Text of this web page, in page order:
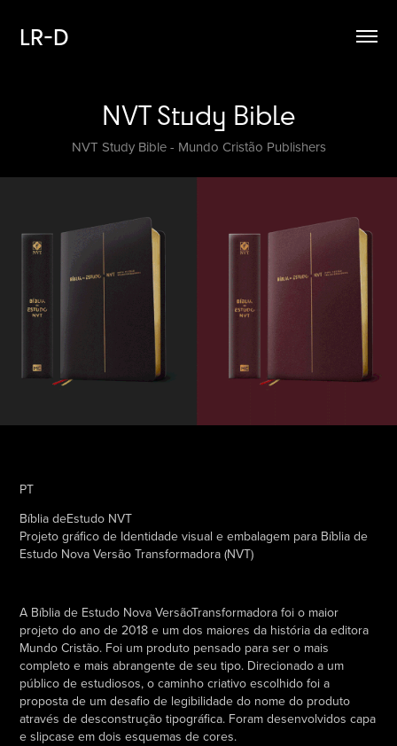
LR-D
NVT Study Bible
NVT Study Bible - Mundo Cristão Publishers
PT
Bíblia deEstudo NVT
Projeto gráfico de Identidade visual e embalagem para Bíblia de
Estudo Nova Versão Transformadora (NVT)
A Bíblia de Estudo Nova VersãoTransformadora foi o maior
projeto do ano de 2018 e um dos maiores da história da editora
Mundo Cristão. Foi um produto pensado para ser o mais
completo e mais abrangente de seu tipo. Direcionado a um
público de estudiosos, o caminho criativo escolhido foi a
proposta de um desafio de legibilidade do nome do produto
através de desconstrução tipográfica. Foram desenvolvidos capa
e slipcase em dois esquemas de cores.